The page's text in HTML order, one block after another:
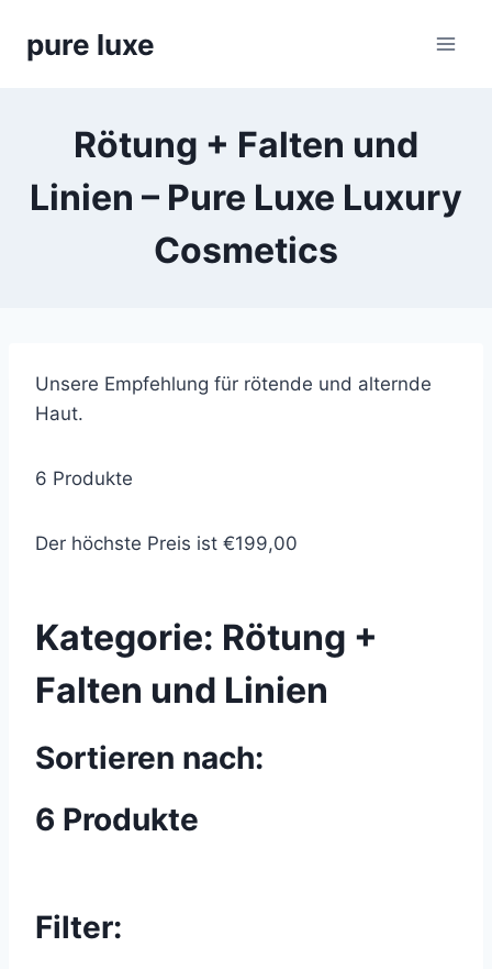
pure luxe
Rötung + Falten und
Linien – Pure Luxe Luxury
Cosmetics
Unsere Empfehlung für rötende und alternde
Haut.
6 Produkte
Der höchste Preis ist €199,00
Kategorie: Rötung +
Falten und Linien
Sortieren nach:
6 Produkte
Filter: